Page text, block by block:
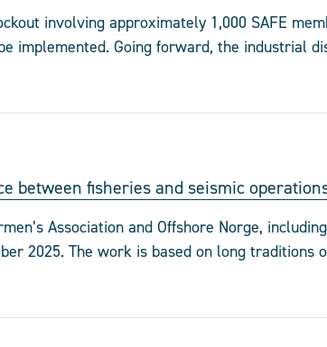
involving approximately 1,000 SAFE
implemented. Going forward, the industrial
between fisheries and seismic
Association and Offshore Norge,
2025. The work is based on long traditions